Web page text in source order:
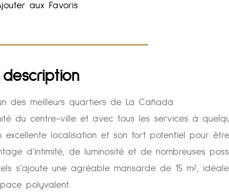
aux Favoris
description
des meilleurs quartiers de La Cañada
du centre-ville et avec tous les services à
localisation et son fort potentiel pour
d’intimité, de luminosité et de nombreuses
s’ajoute une agréable mansarde de 15 m²,
polyvalent.